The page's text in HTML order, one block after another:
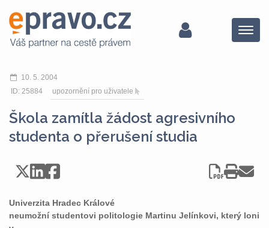
Menu
10. 5. 2004
ID: 25884
upozornění pro uživatele
Škola zamítla žádost agresivního
studenta o přerušení studia
Univerzita Hradec Králové
neumožní studentovi politologie Martinu Jelínkovi, který loni